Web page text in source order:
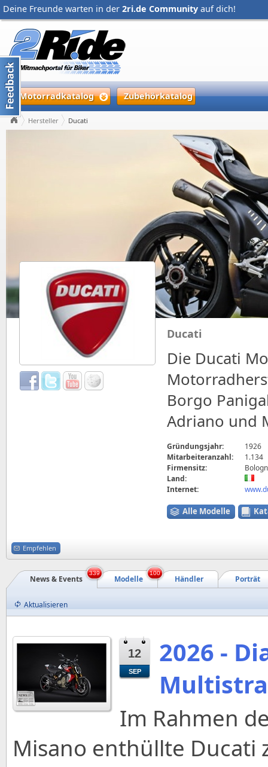
Deine Freunde warten in der 2ri.de Community auf dich!
Motorradkatalog Zubehörkatalog
Hersteller Ducati
Ducati
Die Ducati
Borgo
Adriano und
Gründungsjahr:
1926
Mitarbeiteranzahl:
1.134
Firmensitz:
Land:
Internet:
Alle Modelle
Empfehlen
Porträt
Händler
Modelle
News & Events
339 100
Aktualisieren
12
SEP
2026 -
Im Rahmen
Misano enthüllte Ducati